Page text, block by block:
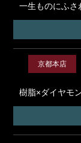
一生ものにふさ
京都本店
樹脂×ダイヤモ